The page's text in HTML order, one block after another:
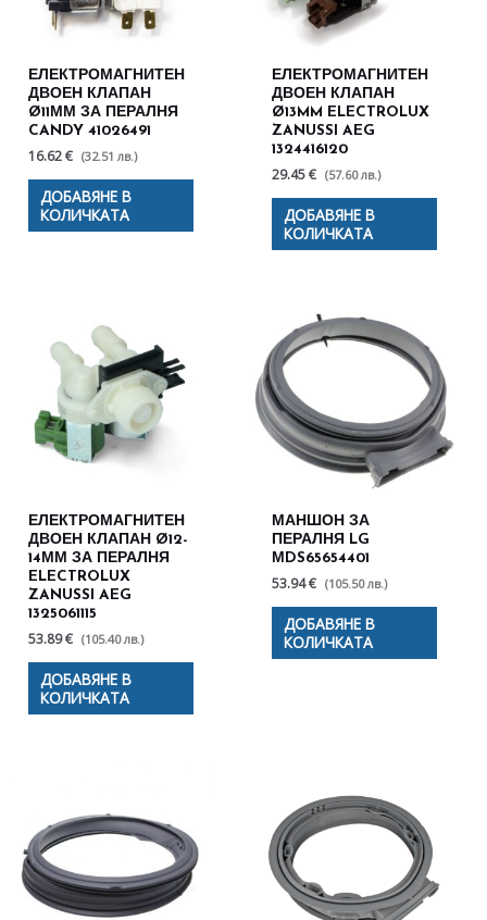
ЕЛЕКТРОМАГНИТЕН
ДВОЕН КЛАПАН
Ø11ММ ЗА ПЕРАЛНЯ
CANDY 41026491
16.62 € (32.51 лв.)
ДОБАВЯНЕ В
КОЛИЧКАТА
ЕЛЕКТРОМАГНИТЕН
ДВОЕН КЛАПАН
Ø13MM ELECTROLUX
ZANUSSI AEG
1324416120
29.45 € (57.60 лв.)
ДОБАВЯНЕ В
КОЛИЧКАТА
ЕЛЕКТРОМАГНИТЕН
ДВОЕН КЛАПАН Ø12-
14ММ ЗА ПЕРАЛНЯ
ELECTROLUX
ZANUSSI AEG
1325061115
53.89 € (105.40 лв.)
ДОБАВЯНЕ В
КОЛИЧКАТА
МАНШОН ЗА
ПЕРАЛНЯ LG
МDS65654401
53.94 € (105.50 лв.)
ДОБАВЯНЕ В
КОЛИЧКАТА